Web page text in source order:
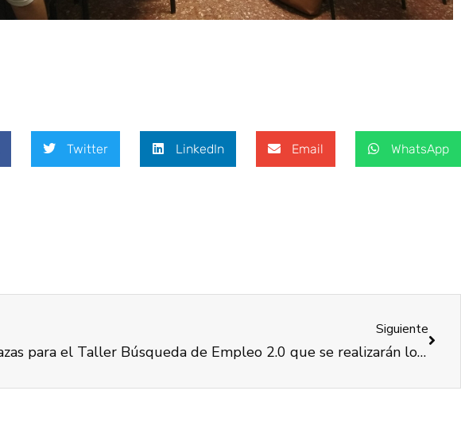
Twitter LinkedIn Email WhatsApp
Siguiente
Últimas Plazas para el Taller Búsqueda de Empleo 2.0 que se realizarán los días 18 y 19 de Julio.